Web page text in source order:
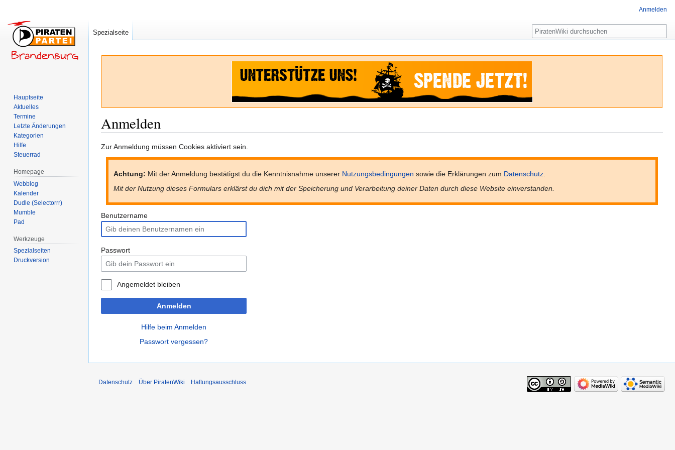
Anmelden
Zur
Navigation
Zur
Suche
Zur Anmeldung müssen Cookies aktiviert sein.
Achtung: Mit der Anmeldung bestätigst du die Kenntnisnahme unserer Nutzungsbedingungen sowie die Erklärungen zum Datenschutz
Mit der Nutzung dieses Formulars erklärst du dich mit der Speicherung und Verarbeitung deiner Daten durch diese Website einverstanden.
Benutzername
Passwort
Angemeldet bleiben
Anmelden
Hilfe beim Anmelden
Passwort vergessen?
Anmelden
Spezialseite Suche
Hauptseite
Aktuelles
Termine
Letzte Änderungen
Kategorien
Hilfe
Steuerrad
Homepage
Webblog
Kalender
Dudle (Selectorrr)
Mumble
Pad
Werkzeuge
Spezialseiten
Druckversion
Datenschutz Über PiratenWiki Haftungsausschluss